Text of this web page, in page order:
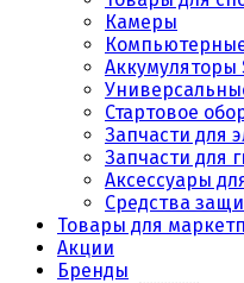
Камеры
Аккумуляторы
Стартовое
Запчасти для
Запчасти для
Аксессуары
Средства
Товары для
Акции
Бренды